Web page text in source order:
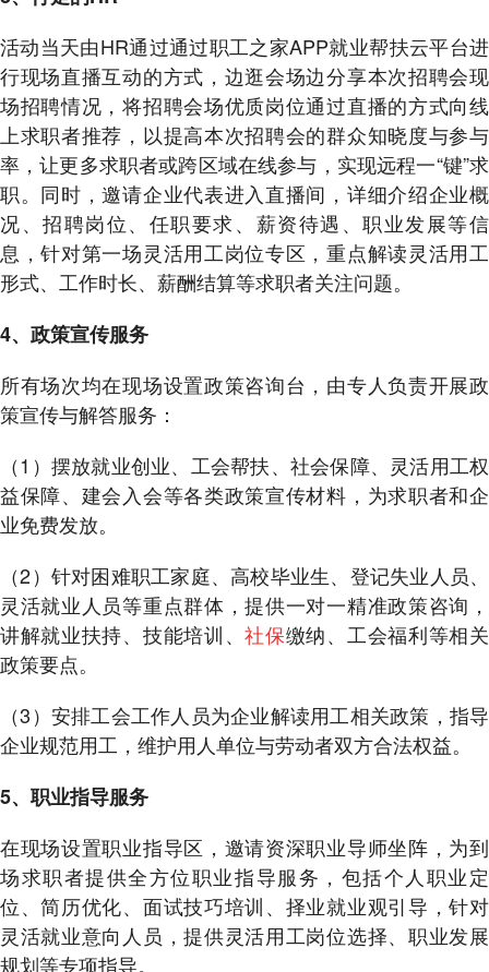
活动当天由HR通过通过职工之家APP就业帮扶云平台进
行现场直播互动的方式，边逛会场边分享本次招聘会现
场招聘情况，将招聘会场优质岗位通过直播的方式向线
上求职者推荐，以提高本次招聘会的群众知晓度与参与
率，让更多求职者或跨区域在线参与，实现远程一“键”求
职。同时，邀请企业代表进入直播间，详细介绍企业概
况、招聘岗位、任职要求、薪资待遇、职业发展等信
息，针对第一场灵活用工岗位专区，重点解读灵活用工
形式、工作时长、薪酬结算等求职者关注问题。
4、政策宣传服务
所有场次均在现场设置政策咨询台，由专人负责开展政
策宣传与解答服务：
（1）摆放就业创业、工会帮扶、社会保障、灵活用工权
益保障、建会入会等各类政策宣传材料，为求职者和企
业免费发放。
（2）针对困难职工家庭、高校毕业生、登记失业人员、
灵活就业人员等重点群体，提供一对一精准政策咨询，
讲解就业扶持、技能培训、社保缴纳、工会福利等相关
政策要点。
（3）安排工会工作人员为企业解读用工相关政策，指导
企业规范用工，维护用人单位与劳动者双方合法权益。
5、职业指导服务
在现场设置职业指导区，邀请资深职业导师坐阵，为到
场求职者提供全方位职业指导服务，包括个人职业定
位、简历优化、面试技巧培训、择业就业观引导，针对
灵活就业意向人员，提供灵活用工岗位选择、职业发展
规划等专项指导。